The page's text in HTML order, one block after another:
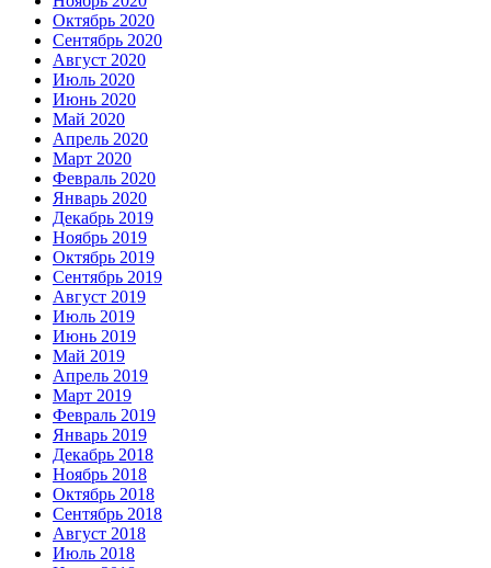
Октябрь 2020
Сентябрь 2020
Август 2020
Июль 2020
Июнь 2020
Май 2020
Апрель 2020
Март 2020
Февраль 2020
Январь 2020
Декабрь 2019
Ноябрь 2019
Октябрь 2019
Сентябрь 2019
Август 2019
Июль 2019
Июнь 2019
Май 2019
Апрель 2019
Март 2019
Февраль 2019
Январь 2019
Декабрь 2018
Ноябрь 2018
Октябрь 2018
Сентябрь 2018
Август 2018
Июль 2018